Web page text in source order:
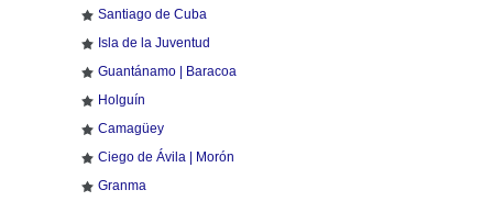
Santiago de Cuba
Isla de la Juventud
Guantánamo | Baracoa
Holguín
Camagüey
Ciego de Ávila | Morón
Granma